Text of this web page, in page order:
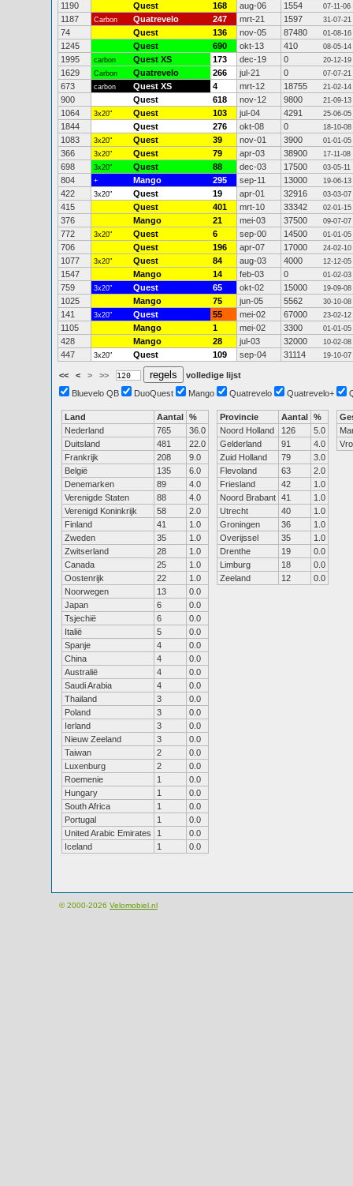
1190 Quest 168 aug-06 1554 07-11-06
1187 Carbon Quatrevelo 247 mrt-21 1597 31-07-21
74 Quest 136 nov-05 87480 01-08-16
1245 Quest 690 okt-13 410 08-05-14
1995 carbon Quest XS 173 dec-19 0 20-12-19
1629 Carbon Quatrevelo 266 jul-21 0 07-07-21
673 carbon Quest XS 4 mrt-12 18755 21-02-14
900 Quest 618 nov-12 9800 21-09-13
1064 3x20" Quest 103 jul-04 4291 25-06-05
1844 Quest 276 okt-08 0 18-10-08
1083 3x20" Quest 39 nov-01 3900 01-01-05
366 3x20" Quest 79 apr-03 38900 17-11-08
698 3x20" Quest 88 dec-03 17500 03-05-11
804 + Mango 295 sep-11 13000 19-06-13
422 3x20" Quest 19 apr-01 32916 03-03-07
415 Quest 401 mrt-10 33342 02-01-15
376 Mango 21 mei-03 37500 09-07-07
772 3x20" Quest 6 sep-00 14500 01-01-05
706 Quest 196 apr-07 17000 24-02-10
1077 3x20" Quest 84 aug-03 4000 12-12-05
1547 Mango 14 feb-03 0 01-02-03
759 3x20" Quest 65 okt-02 15000 19-09-08
1025 Mango 75 jun-05 5562 30-10-08
141 3x20" Quest 55 mei-02 67000 23-02-12
1105 Mango 1 mei-02 3300 01-01-05
428 Mango 28 jul-03 32000 10-02-08
447 3x20" Quest 109 sep-04 31114 19-10-07
<< < > >>
volledige lijst
Bluevelo QB
DuoQuest Mango Quatrevelo Quatrevelo+
Land Aantal %
Nederland
765
36.0
Duitsland
481
22.0
Frankrijk
208
9.0
België
135
6.0
Denemarken
89
4.0
Verenigde Staten
88
4.0
Verenigd Koninkrijk
58
2.0
Finland
41
1.0
Zweden
35
1.0
Zwitserland
28
1.0
Canada
25
1.0
Oostenrijk
22
1.0
Noorwegen
13
0.0
Japan
6
0.0
Tsjechië
6
0.0
Italië
5
0.0
Spanje
4
0.0
China
4
0.0
Australië
4
0.0
Saudi Arabia
4
0.0
Thailand
3
0.0
Poland
3
0.0
Ierland
3
0.0
Nieuw Zeeland
3
0.0
Taiwan
2
0.0
Luxenburg
2
0.0
Roemenie
1
0.0
Hungary
1
0.0
South Africa
1
0.0
Portugal
1
0.0
United Arabic Emirates
1
0.0
Iceland
1 0.0
Provincie Aantal %
Noord Holland
126
5.0
Gelderland
91
4.0
Zuid Holland
79
3.0
Flevoland
63
2.0
Friesland
42
1.0
Noord Brabant 41
1.0
Utrecht
40
1.0
Groningen
36
1.0
Overijssel
35
1.0
Drenthe
19
0.0
Limburg
18
0.0
Zeeland
12 0.0
© 2000-2026 Velomobiel.nl